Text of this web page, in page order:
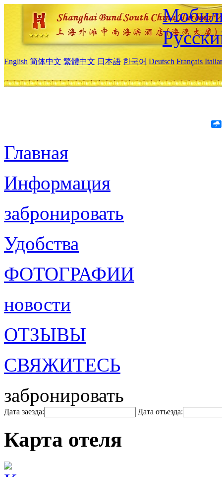
English 简体中文 繁體中文 日本語 한국어 Deutsch Français
Главная
Информация
забронировать
Удобства
ФОТОГРАФИИ
новости
ОТЗЫВЫ
СВЯЖИТЕСЬ
забронировать
Дата заезда: Дата отъезда:
Карта отеля